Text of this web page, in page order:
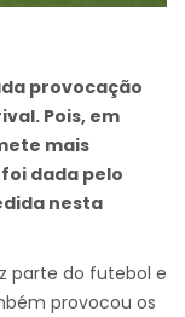
provocação
Pois, em
mais
dada pelo
nesta
parte do futebol e
provocou os